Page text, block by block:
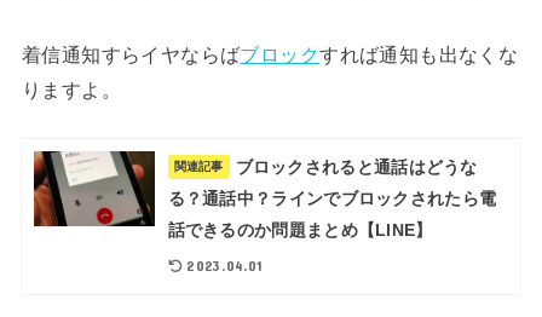
着信通知すらイヤならばブロックすれば通知も出なくな
りますよ。
関連記事
ブロックされると通話はどうな
る？通話中？ラインでブロックされたら電
話できるのか問題まとめ【LINE】
2023.04.01